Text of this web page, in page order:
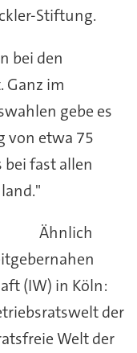
Stiftung.
bei den
Ganz im
gebe es
von etwa 75
bei fast allen
Ähnlich
(IW) in Köln:
der
Welt der